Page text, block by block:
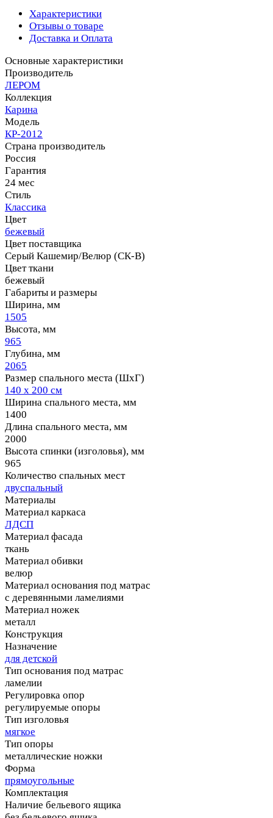
Характеристики
Отзывы о товаре
Доставка и Оплата
Основные характеристики
Производитель
ЛЕРОМ
Коллекция
Карина
Модель
КР-2012
Страна производитель
Россия
Гарантия
24 мес
Стиль
Классика
Цвет
бежевый
Цвет поставщика
Серый Кашемир/Велюр (СК-В)
Цвет ткани
бежевый
Габариты и размеры
Ширина, мм
1505
Высота, мм
965
Глубина, мм
2065
Размер спального места (ШхГ)
140 х 200 см
Ширина спального места, мм
1400
Длина спального места, мм
2000
Высота спинки (изголовья), мм
965
Количество спальных мест
двуспальный
Материалы
Материал каркаса
ЛДСП
Материал фасада
ткань
Материал обивки
велюр
Материал основания под матрас
с деревянными ламелиями
Материал ножек
металл
Конструкция
Назначение
для детской
Тип основания под матрас
ламелии
Регулировка опор
регулируемые опоры
Тип изголовья
мягкое
Тип опоры
металлические ножки
Форма
прямоугольные
Комплектация
Наличие бельевого ящика